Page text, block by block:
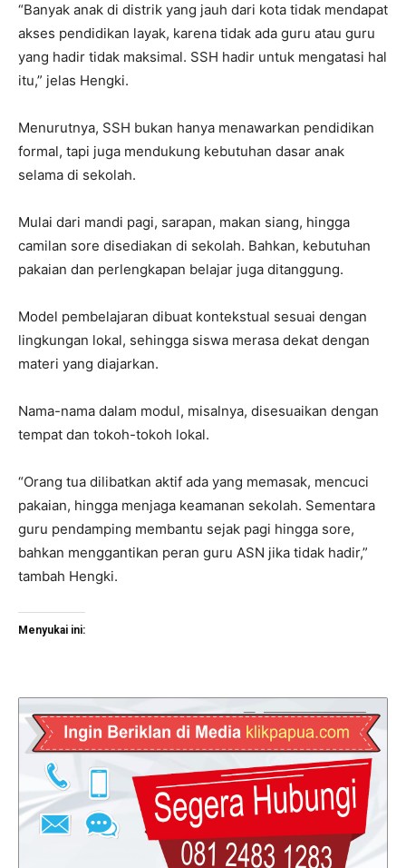
“Banyak anak di distrik yang jauh dari kota tidak mendapat
akses pendidikan layak, karena tidak ada guru atau guru
yang hadir tidak maksimal. SSH hadir untuk mengatasi hal
itu,” jelas Hengki.
Menurutnya, SSH bukan hanya menawarkan pendidikan
formal, tapi juga mendukung kebutuhan dasar anak
selama di sekolah.
Mulai dari mandi pagi, sarapan, makan siang, hingga
camilan sore disediakan di sekolah. Bahkan, kebutuhan
pakaian dan perlengkapan belajar juga ditanggung.
Model pembelajaran dibuat kontekstual sesuai dengan
lingkungan lokal, sehingga siswa merasa dekat dengan
materi yang diajarkan.
Nama-nama dalam modul, misalnya, disesuaikan dengan
tempat dan tokoh-tokoh lokal.
“Orang tua dilibatkan aktif ada yang memasak, mencuci
pakaian, hingga menjaga keamanan sekolah. Sementara
guru pendamping membantu sejak pagi hingga sore,
bahkan menggantikan peran guru ASN jika tidak hadir,”
tambah Hengki.
Menyukai ini: